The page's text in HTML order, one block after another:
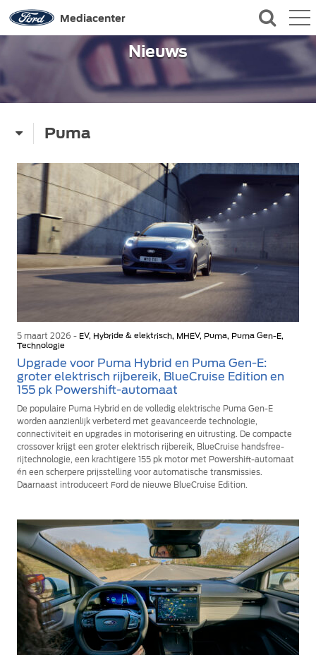
Mediacenter
CONTACT
Nieuws
Puma
5 maart 2026 - EV, Hybride & elektrisch, MHEV, Puma, Puma Gen-E,
Technologie
Upgrade voor Puma Hybrid en Puma Gen-E:
groter elektrisch rijbereik, BlueCruise Edition en
155 pk Powershift-automaat
De populaire Puma Hybrid en de volledig elektrische Puma Gen-E
worden aanzienlijk verbeterd met geavanceerde technologie,
connectiviteit en upgrades in motorisering en uitrusting. De compacte
crossover krijgt een groter elektrisch rijbereik, BlueCruise handsfree-
rijtechnologie, een krachtigere 155 pk motor met Powershift-automaat
én een scherpere prijsstelling voor automatische transmissies.
Daarnaast introduceert Ford de nieuwe BlueCruise Edition.